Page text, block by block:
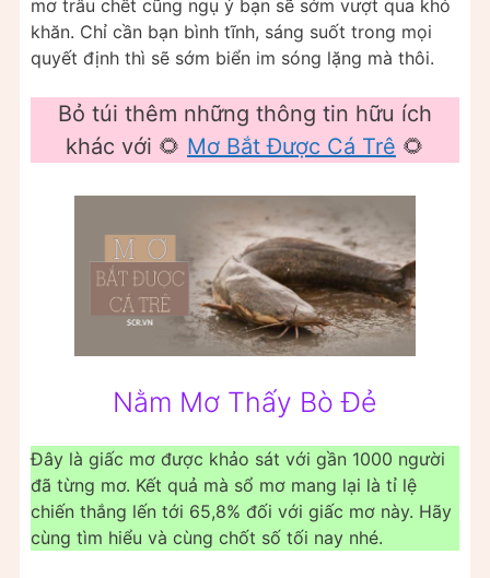
mơ trâu chết cũng ngụ ý bạn sẽ sớm vượt qua khó
khăn. Chỉ cần bạn bình tĩnh, sáng suốt trong mọi
quyết định thì sẽ sớm biển im sóng lặng mà thôi.
Bỏ túi thêm những thông tin hữu ích
khác với 🌻 Mơ Bắt Được Cá Trê 🌻
Nằm Mơ Thấy Bò Đẻ
Đây là giấc mơ được khảo sát với gần 1000 người
đã từng mơ. Kết quả mà sổ mơ mang lại là tỉ lệ
chiến thắng lến tới 65,8% đối với giấc mơ này. Hãy
cùng tìm hiểu và cùng chốt số tối nay nhé.